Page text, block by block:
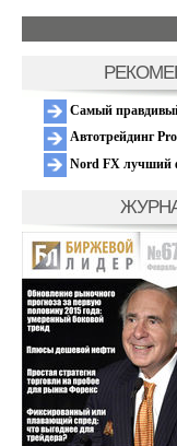
Самый
Автотрейдинг
Nord FX лучший